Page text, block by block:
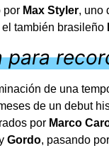
por Max Styler, uno
también brasileño
para
de una
de un debut
por Marco
Gordo, pasando